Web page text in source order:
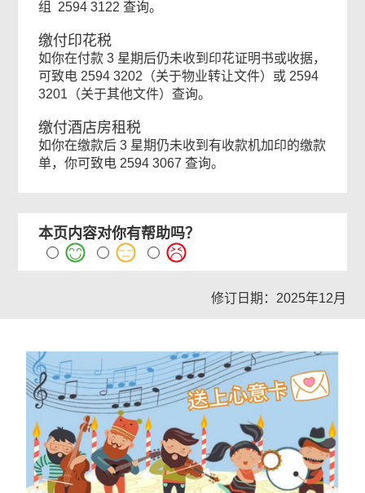
组 2594 3122 查询。
缴付印花税
如你在付款 3 星期后仍未收到印花证明书或收据，
可致电 2594 3202（关于物业转让文件）或 2594
3201（关于其他文件）查询。
缴付酒店房租税
如你在缴款后 3 星期仍未收到有收款机加印的缴款
单，你可致电 2594 3067 查询。
本页内容对你有帮助吗？
修订日期：2025年12月